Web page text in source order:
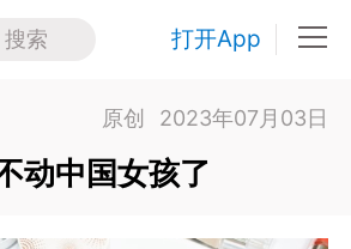
搜索 打开App
原创 2023年07月03日
动中国女孩了